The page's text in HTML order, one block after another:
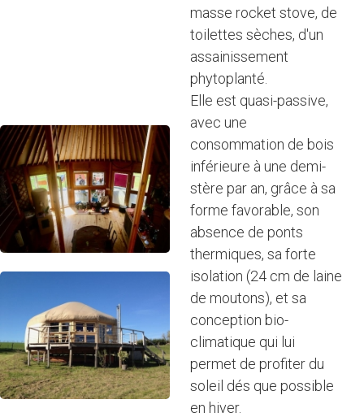
masse rocket stove, de
toilettes sèches, d'un
assainissement
phytoplanté.
Elle est quasi-passive,
avec une
consommation de bois
inférieure à une demi-
stère par an, grâce à sa
forme favorable, son
absence de ponts
thermiques, sa forte
isolation (24 cm de laine
de moutons), et sa
conception bio-
climatique qui lui
permet de profiter du
soleil dés que possible
en hiver.